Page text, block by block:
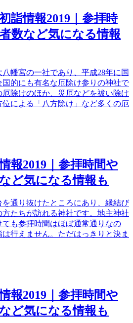
詣情報2019｜参拝時
数など気になる情報
幡宮の一社であり、平成28年に国
的にも有名な厄除け参りの神社で
除けのほか、災厄などを祓い除け
による「八方除け」など多くの厄
報2019｜参拝時間や
ど気になる情報も
通り抜けたところにあり、縁結び
たちが訪れる神社です。地主神社
も参拝時間はほぼ通常通りなの
行えません。ただはっきりと決ま
報2019｜参拝時間や
ど気になる情報も